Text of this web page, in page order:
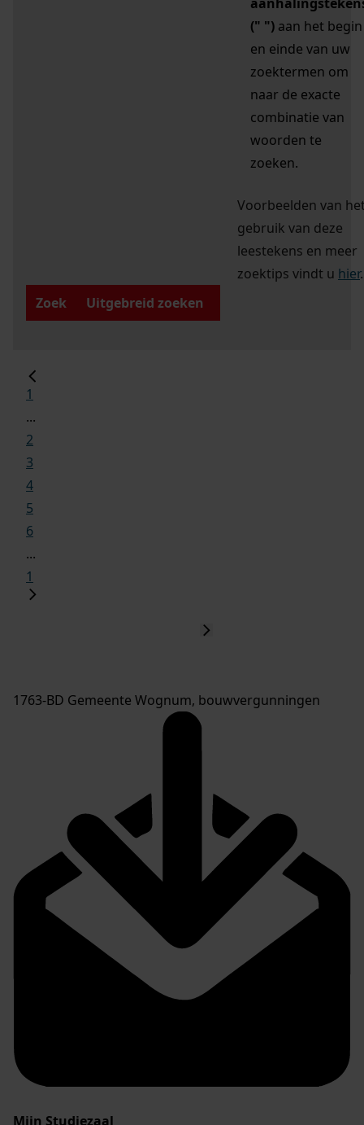
(" ") aan het begin
en einde van uw
zoektermen om
naar de exacte
combinatie van
woorden te
zoeken.
Voorbeelden van
gebruik van deze
leestekens en meer
zoektips vindt u hier.
Zoek
Uitgebreid zoeken
1
...
2
3
4
5
6
...
1
1763-BD Gemeente Wognum, bouwvergunningen
Mijn Studiezaal